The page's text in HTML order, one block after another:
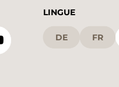
LINGUE
DE FR